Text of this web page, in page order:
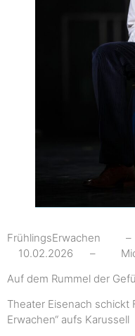
10.02.2026 –
Auf dem Rummel der
Theater Eisenach schickt
Erwachen“ aufs Karussell